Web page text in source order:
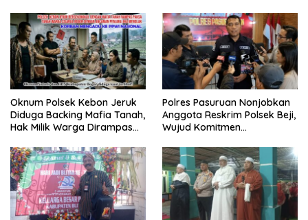
Oknum Polsek Kebon Jeruk
Diduga Backing Mafia Tanah,
Hak Milik Warga Dirampas
Polres Pasuruan Nonjobkan
Anggota Reskrim Polsek Beji,
Wujud Komitmen
Dugaan Penganiayaan